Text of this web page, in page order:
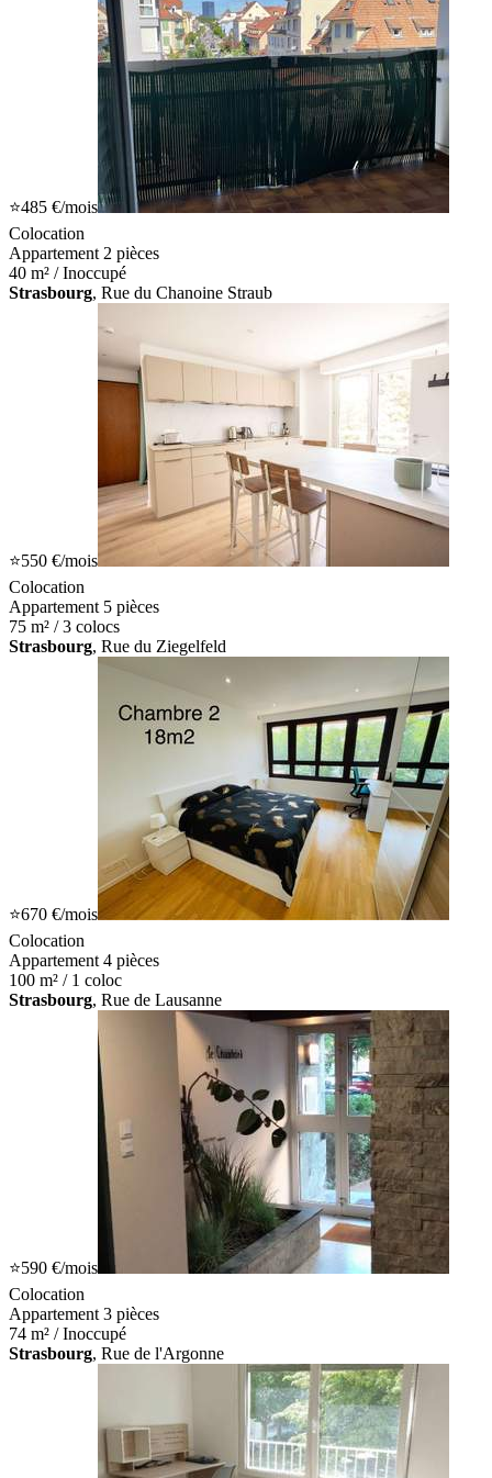
⭐485 €/mois
Colocation
Appartement 2 pièces
40 m² / Inoccupé
Strasbourg, Rue du Chanoine Straub
⭐550 €/mois
Colocation
Appartement 5 pièces
75 m² / 3 colocs
Strasbourg, Rue du Ziegelfeld
⭐670 €/mois
Colocation
Appartement 4 pièces
100 m² / 1 coloc
Strasbourg, Rue de Lausanne
⭐590 €/mois
Colocation
Appartement 3 pièces
74 m² / Inoccupé
Strasbourg, Rue de l'Argonne